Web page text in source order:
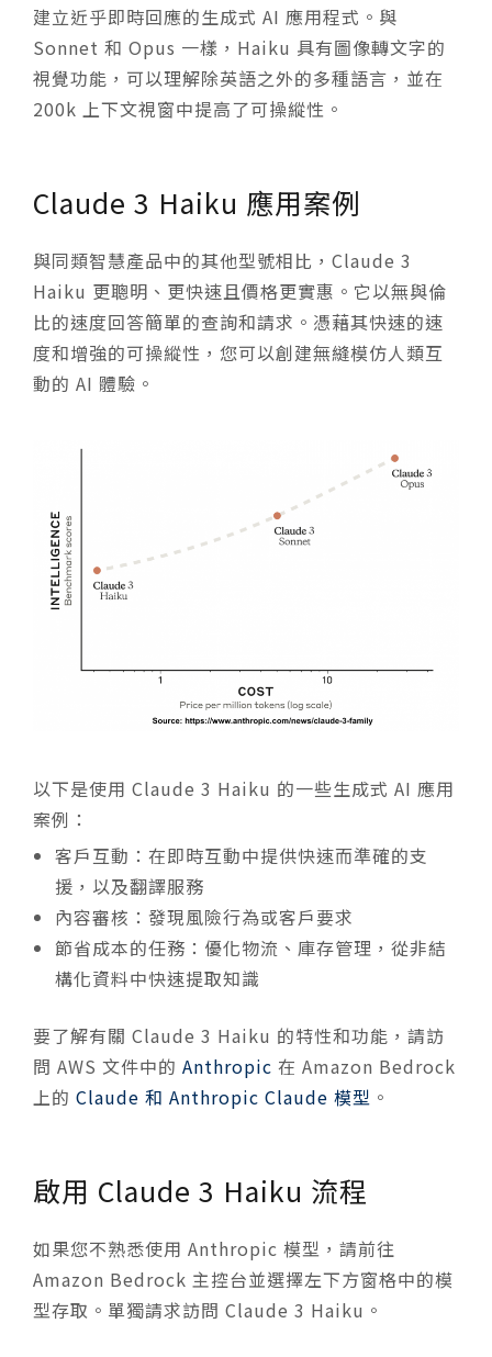
建立近乎即時回應的生成式 AI 應用程式。與
Sonnet 和 Opus 一樣，Haiku 具有圖像轉文字的
視覺功能，可以理解除英語之外的多種語言，並在
200k 上下文視窗中提高了可操縱性。
Claude 3 Haiku 應用案例
與同類智慧產品中的其他型號相比，Claude 3
Haiku 更聰明、更快速且價格更實惠。它以無與倫
比的速度回答簡單的查詢和請求。憑藉其快速的速
度和增強的可操縱性，您可以創建無縫模仿人類互
動的 AI 體驗。
以下是使用 Claude 3 Haiku 的一些生成式 AI 應用
案例：
客戶互動：在即時互動中提供快速而準確的支
援，以及翻譯服務
內容審核：發現風險行為或客戶要求
節省成本的任務：優化物流、庫存管理，從非結
構化資料中快速提取知識
要了解有關 Claude 3 Haiku 的特性和功能，請訪
問 AWS 文件中的 Anthropic 在 Amazon Bedrock
上的 Claude 和 Anthropic Claude 模型 。
啟用 Claude 3 Haiku 流程
如果您不熟悉使用 Anthropic 模型，請前往
Amazon Bedrock 主控台並選擇左下方窗格中的模
型存取。單獨請求訪問 Claude 3 Haiku。